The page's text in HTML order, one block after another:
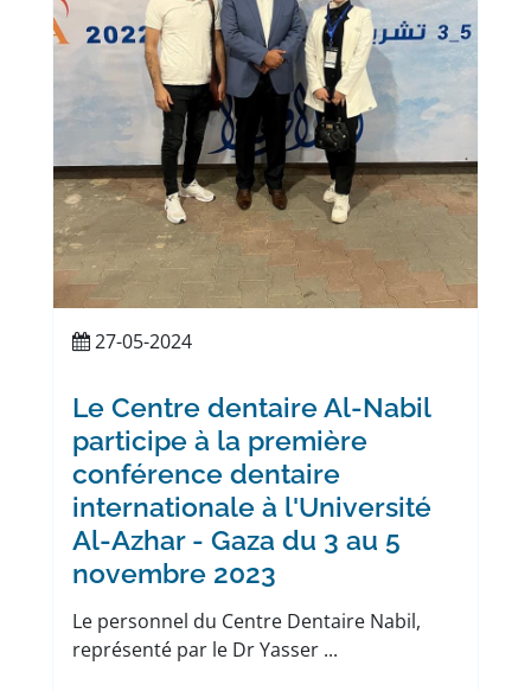
27-05-2024
Le Centre dentaire Al-Nabil
participe à la première
conférence dentaire
internationale à l'Université
Al-Azhar - Gaza du 3 au 5
novembre 2023
Le personnel du Centre Dentaire Nabil,
représenté par le Dr Yasser ...